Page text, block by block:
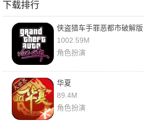
下载排行
侠盗猎车手罪恶都市破解版
1002.59M
角色扮演
华夏
89.4M
角色扮演